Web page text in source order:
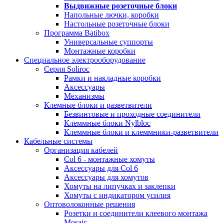
Выдвижные розеточные блоки
Напольные лючки, коробки
Настольные розеточные блоки
Программа Batibox
Универсальные суппорты
Монтажные коробки
Специальное электрооборудование
Серия Soliroc
Рамки и накладные коробки
Аксессуары
Механизмы
Клемные блоки и разветвители
Безвинтовые и проходные соединители
Клеммные блоки Nylbloc
Клеммные блоки и клеммники-разветвители
Кабельные системы
Организация кабелей
Col 6 - монтажные хомуты
Аксессуары для Col 6
Аксессуары для хомутов
Хомуты на липучках и заклепки
Хомуты с индикатором усилия
Оптоволоконные решения
Розетки и соединители клеевого монтажа